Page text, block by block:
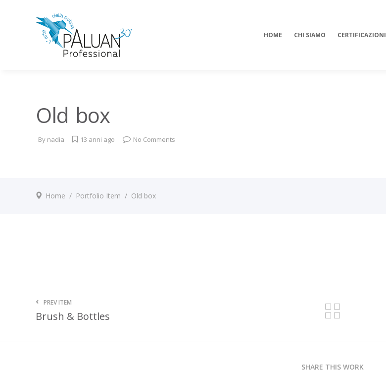
HOME CHI SIAMO CERTIFICAZIONI
Old box
By nadia 13 anni ago No Comments
Home / Portfolio Item / Old box
PREV ITEM
Brush & Bottles
SHARE THIS WORK